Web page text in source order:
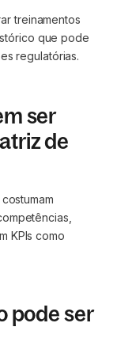
treinamentos
que pode
regulatórias.
ser
de
KPIs como
pode ser